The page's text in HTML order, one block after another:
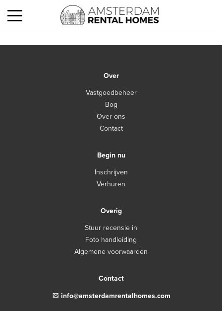
Over
Vastgoedbeheer
Bog
Over ons
Contact
Begin nu
Inschrijven
Verhuren
Overig
Stuur recensie in
Foto handleiding
Algemene voorwaarden
Contact
email info@amsterdamrentalhomes.com